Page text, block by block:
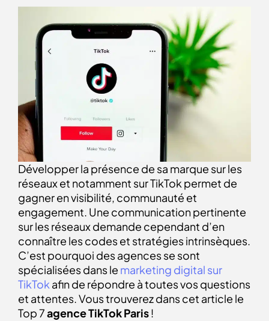
Développer la présence de sa marque sur les
réseaux et notamment sur TikTok permet de
gagner en visibilité, communauté et
engagement. Une communication pertinente
sur les réseaux demande cependant d’en
connaître les codes et stratégies intrinsèques.
C’est pourquoi des agences se sont
spécialisées dans le marketing digital sur
TikTok afin de répondre à toutes vos questions
et attentes. Vous trouverez dans cet article le
Top 7agence TikTokParis!